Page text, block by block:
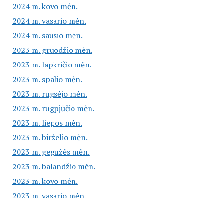
2024 m. kovo mėn.
2024 m. vasario mėn.
2024 m. sausio mėn.
2023 m. gruodžio mėn.
2023 m. lapkričio mėn.
2023 m. spalio mėn.
2023 m. rugsėjo mėn.
2023 m. rugpjūčio mėn.
2023 m. liepos mėn.
2023 m. birželio mėn.
2023 m. gegužės mėn.
2023 m. balandžio mėn.
2023 m. kovo mėn.
2023 m. vasario mėn.